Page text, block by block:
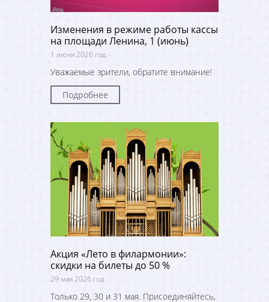
Изменения в режиме работы кассы
на площади Ленина, 1 (июнь)
1 июня 2026 год
Уважаемые зрители, обратите внимание!
Подробнее
Акция «Лето в филармонии»:
скидки на билеты до 50 %
29 мая 2026 год
Только 29, 30 и 31 мая. Присоединяйтесь,